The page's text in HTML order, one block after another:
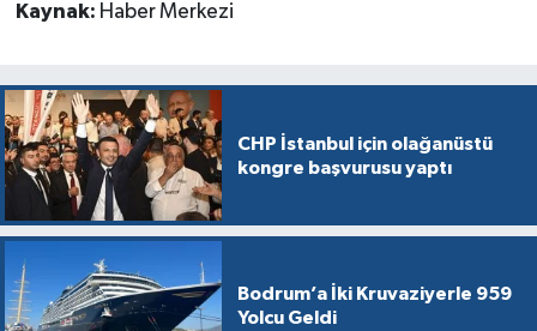
Kaynak: Haber Merkezi
CHP İstanbul için olağanüstü
kongre başvurusu yaptı
Bodrum’a İki Kruvaziyerle 959
Yolcu Geldi